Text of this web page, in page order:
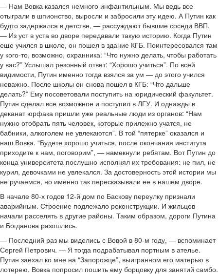
— Нам Вовка казался немного инфантильным. Мы ведь все
отыграли в шпионство, выросли и забросили эту идею. А Путин как
будто задержался в детстве, — рассуждают бывшие соседи ВВП.
— Из уст в уста во дворе передавали такую историю. Когда Путин
еще учился в школе, он пошел в здание КГБ. Поинтересовался там
у кого-то, возможно, охранника: “Что нужно делать, чтобы работать
у вас?” Услышал резонный ответ: “Хорошо учиться”. По всей
видимости, Путин именно тогда взялся за ум — до этого учился
неважно. После школы он снова пошел в КГБ: “Что дальше
делать?” Ему посоветовали поступить на юридический факультет.
Путин сделал все возможное и поступил в ЛГУ. И однажды в
деканат юрфака пришли уже реальные люди из органов: “Нам
нужно отобрать пять человек, которые прилежно учатся, не
бабники, алкоголем не увлекаются”. В той “пятерке” оказался и
наш Вовка. “Будете хорошо учиться, после окончания института
приходите к нам, поговорим”, — намекнули ребятам. Вот Путин до
конца университета послушно исполнял их требования: не пил, не
курил, девочками не увлекался. За достоверность этой истории мы
не ручаемся, но именно так пересказывали ее в нашем дворе.
В начале 80-х годов 12-й дом по Баскову переулку признали
аварийным. Строение подлежало реконструкции. И жильцов
начали расселять в другие районы. Таким образом, дороги Путина
и Богданова разошлись.
— Последний раз мы виделись с Вовой в 80-м году, — вспоминает
Сергей Петрович. — Я тогда подрабатывал портным в ателье.
Путин заехал ко мне на “Запорожце”, выигранном его матерью в
лотерею. Вовка попросил пошить ему борцовку для занятий самбо.